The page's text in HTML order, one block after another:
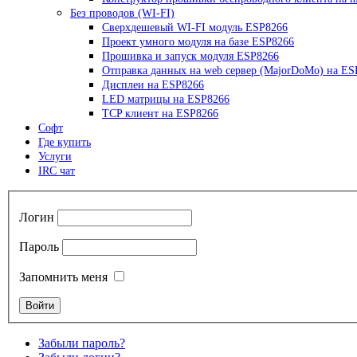
Без проводов (WI-FI)
Сверхдешевый WI-FI модуль ESP8266
Проект умного модуля на базе ESP8266
Прошивка и запуск модуля ESP8266
Отправка данных на web сервер (MajorDoMo) на
Дисплеи на ESP8266
LED матрицы на ESP8266
TCP клиент на ESP8266
Софт
Где купить
Услуги
IRC чат
Логин
Пароль
Запомнить меня
Забыли пароль?